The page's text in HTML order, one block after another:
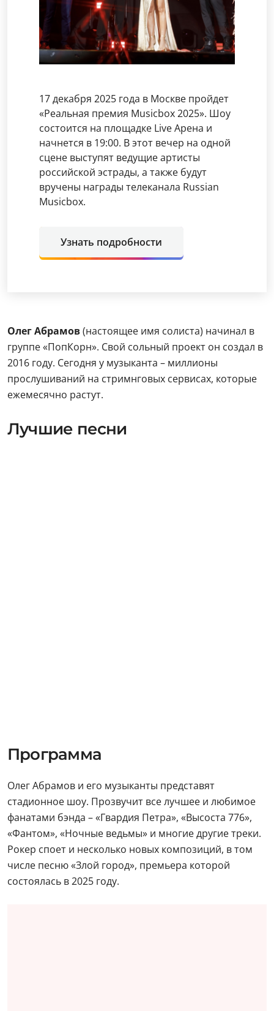
17 декабря 2025 года в Москве пройдет
«Реальная премия Musicbox 2025». Шоу
состоится на площадке Live Арена и
начнется в 19:00. В этот вечер на одной
сцене выступят ведущие артисты
российской эстрады, а также будут
вручены награды телеканала Russian
Musicbox.
Узнать подробности
Олег Абрамов(настоящее имя солиста) начинал в
группе «ПопКорн». Свой сольный проект он создал в
2016 году. Сегодня у музыканта – миллионы
прослушиваний на стримнговых сервисах, которые
ежемесячно растут.
Лучшие песни
Программа
Олег Абрамов и его музыканты представят
стадионное шоу. Прозвучит все лучшее и любимое
фанатами бэнда – «Гвардия Петра», «Высоста 776»,
«Фантом», «Ночные ведьмы» и многие другие треки.
Рокер споет и несколько новых композиций, в том
числе песню «Злой город», премьера которой
состоялась в 2025 году.